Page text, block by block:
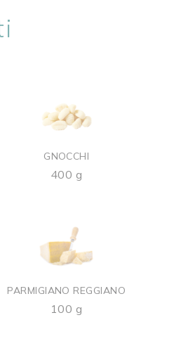
GNOCCHI
400 g
PARMIGIANO REGGIANO
100 g